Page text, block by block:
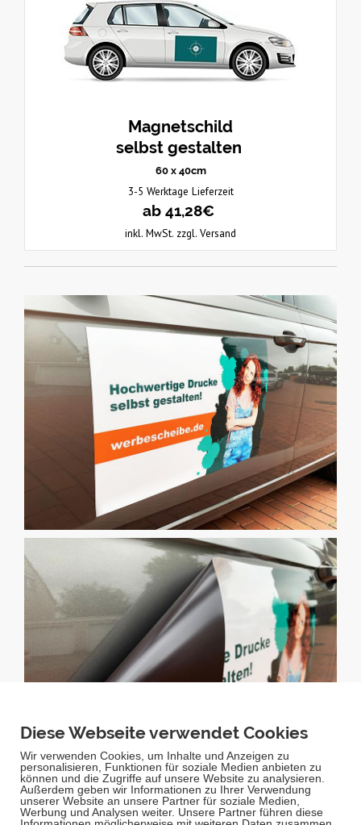
Magnetschild
selbst gestalten
60 x 40cm
3-5 Werktage Lieferzeit
ab 41,28€
inkl. MwSt. zzgl. Versand
Magnetschild selbst gestalten
Sie suchen nach einer effektiven Werbeform für Ihr